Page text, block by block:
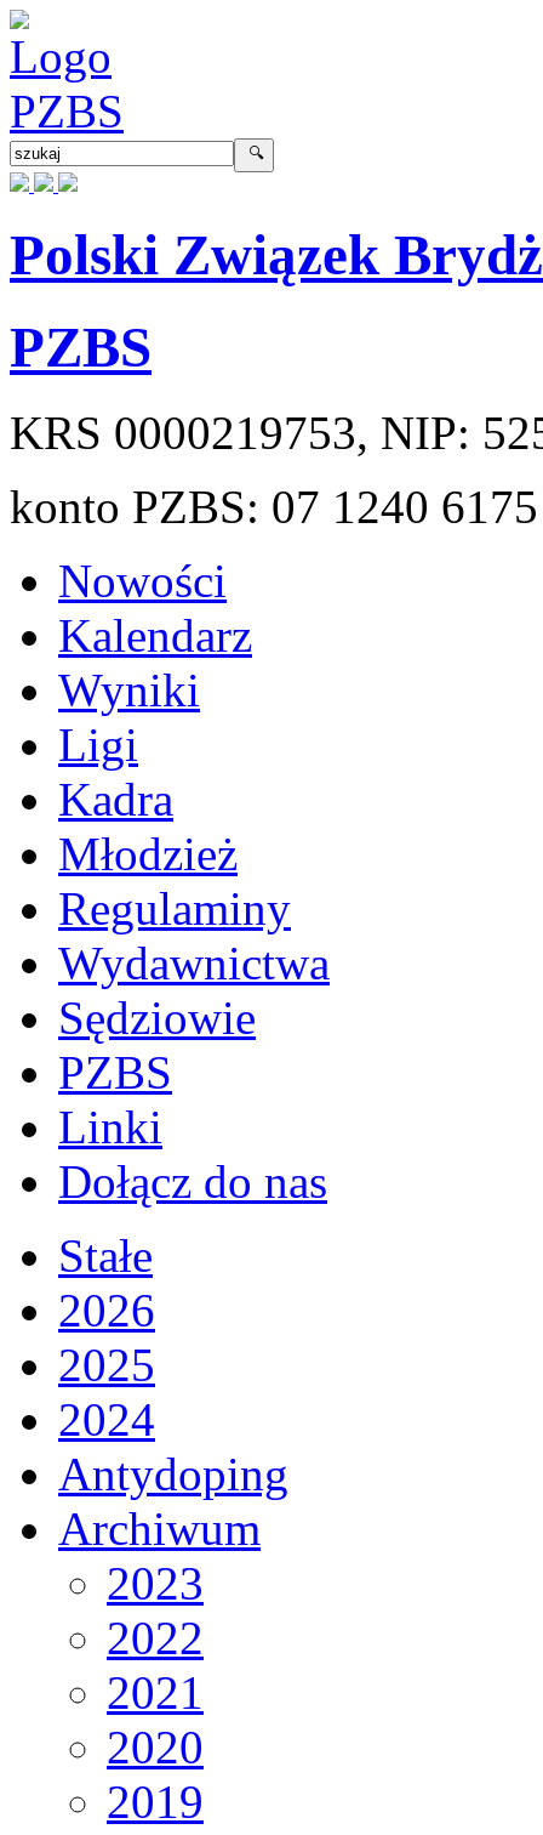
Polski Związek
PZBS
KRS 0000219753, NIP:
konto PZBS: 07 1240
Nowości
Kalendarz
Wyniki
Ligi
Kadra
Młodzież
Regulaminy
Wydawnictwa
Sędziowie
PZBS
Linki
Dołącz do nas
Stałe
2026
2025
2024
Antydoping
Archiwum
2023
2022
2021
2020
2019